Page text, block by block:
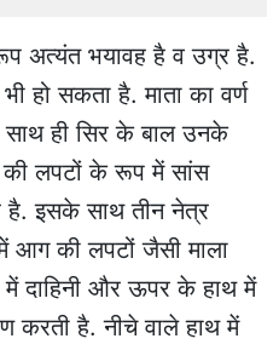
अत्यंत भयावह है व उग्र है.
हो सकता है. माता का वर्ण
ही सिर के बाल उनके
लपटों के रूप में सांस
है. इसके साथ तीन नेत्र
आग की लपटों जैसी माला
दाहिनी और ऊपर के हाथ में
करती है. नीचे वाले हाथ में